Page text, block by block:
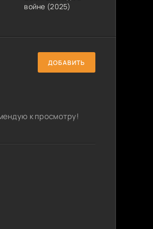
войне (2025)
ДОБАВИТЬ
к просмотру!